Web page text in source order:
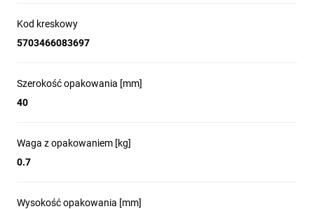
Kod kreskowy
5703466083697
Szerokość opakowania [mm]
40
Waga z opakowaniem [kg]
0.7
Wysokość opakowania [mm]